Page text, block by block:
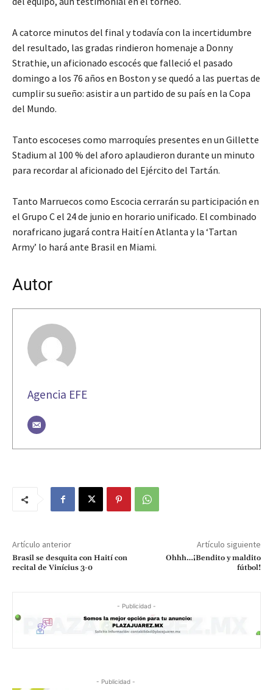
A catorce minutos del final y todavía con la incertidumbre
del resultado, las gradas rindieron homenaje a Donny
Strathie, un aficionado escocés que falleció el pasado
domingo a los 76 años en Boston y se quedó a las puertas de
cumplir su sueño: asistir a un partido de su país en la Copa
del Mundo.
Tanto escoceses como marroquíes presentes en un Gillette
Stadium al 100 % del aforo aplaudieron durante un minuto
para recordar al aficionado del Ejército del Tartán.
Tanto Marruecos como Escocia cerrarán su participación en
el Grupo C el 24 de junio en horario unificado. El combinado
norafricano jugará contra Haití en Atlanta y la ‘Tartan
Army’ lo hará ante Brasil en Miami.
Autor
Agencia EFE
Artículo anterior
Brasil se desquita con Haití con
recital de Vinícius 3-0
Artículo siguiente
Ohhh…¡Bendito y maldito
fútbol!
- Publicidad -
- Publicidad -